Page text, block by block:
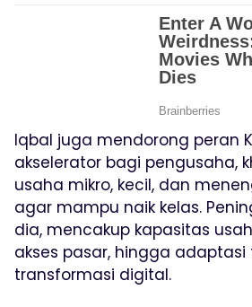
Iqbal juga mendorong peran
akselerator bagi pengusaha,
usaha mikro, kecil, dan
agar mampu naik kelas.
dia, mencakup kapasitas
akses pasar, hingga
transformasi digital.